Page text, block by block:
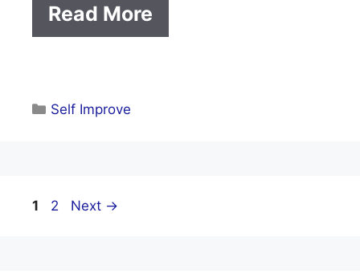
Read More
Categories
Self Improve
Page
1 Page
2 Next →